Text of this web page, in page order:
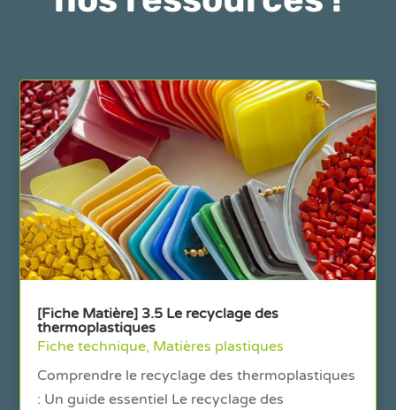
[Fiche Matière] 3.5 Le recyclage des
thermoplastiques
Fiche technique, Matières plastiques
Comprendre le recyclage des thermoplastiques
: Un guide essentiel Le recyclage des